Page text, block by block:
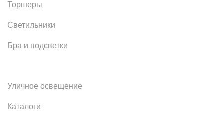
Торшеры
Светильники
Бра и подсветки
Уличное освещение
Каталоги